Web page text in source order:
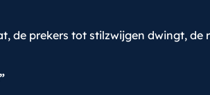
de prekers tot stilzwijgen dwingt,